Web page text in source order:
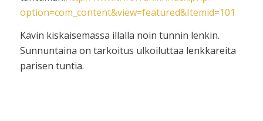
option=com_content&view=featured&Itemid=101
Kävin kiskaisemassa illalla noin tunnin lenkin.
Sunnuntaina on tarkoitus ulkoiluttaa lenkkareita
parisen tuntia.